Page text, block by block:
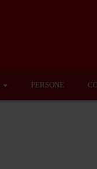
PERSONE